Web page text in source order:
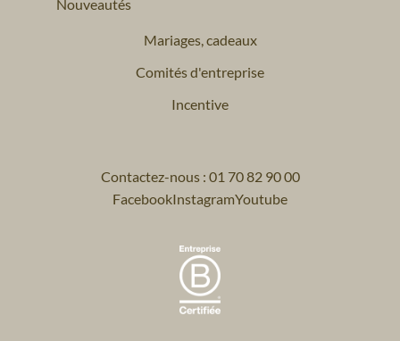
Nouveautés
Mariages, cadeaux
Comités d'entreprise
Incentive
Contactez-nous : 01 70 82 90 00
FacebookInstagramYoutube